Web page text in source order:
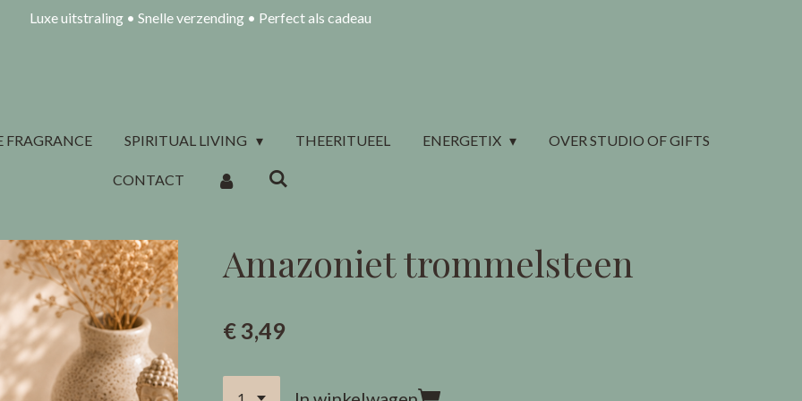
Luxe uitstraling • Snelle verzending • Perfect als cadeau
FRAGRANCE SPIRITUAL LIVING THEERITUEEL ENERGETIX OVER STUDIO OF GIFTS
CONTACT
Amazoniet trommelsteen
€ 3,49